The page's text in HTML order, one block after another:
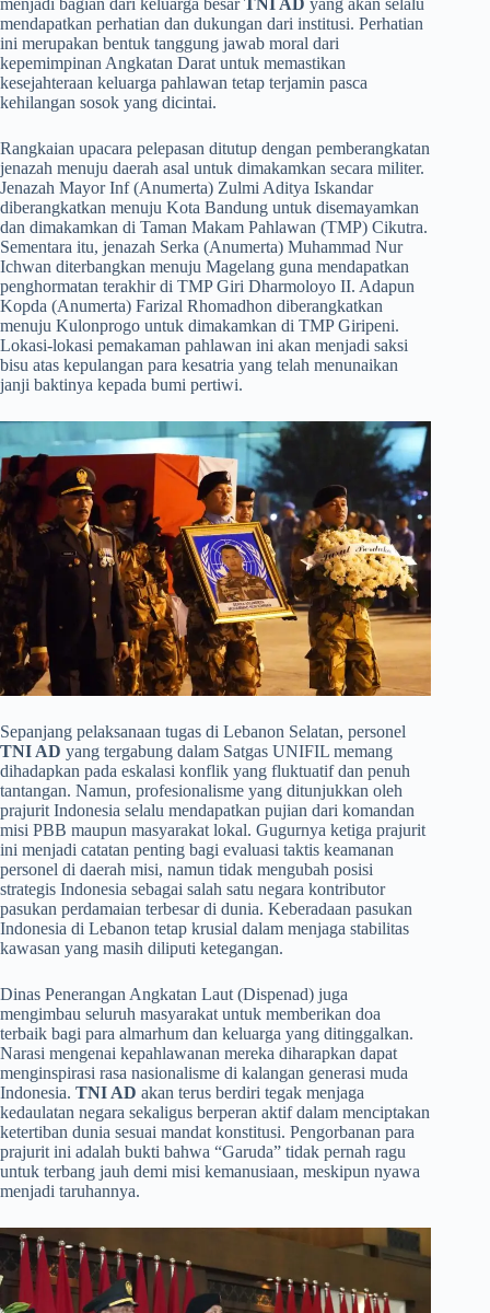
menjadi bagian dari keluarga besarTNI AD yang akan selalu
mendapatkan perhatian dan dukungan dari institusi. Perhatian
ini merupakan bentuk tanggung jawab moral dari
kepemimpinan Angkatan Darat untuk memastikan
kesejahteraan keluarga pahlawan tetap terjamin pasca
kehilangan sosok yang dicintai.
​Rangkaian upacara pelepasan ditutup dengan pemberangkatan
jenazah menuju daerah asal untuk dimakamkan secara militer.
Jenazah Mayor Inf (Anumerta) Zulmi Aditya Iskandar
diberangkatkan menuju Kota Bandung untuk disemayamkan
dan dimakamkan di Taman Makam Pahlawan (TMP) Cikutra.
Sementara itu, jenazah Serka (Anumerta) Muhammad Nur
Ichwan diterbangkan menuju Magelang guna mendapatkan
penghormatan terakhir di TMP Giri Dharmoloyo II. Adapun
Kopda (Anumerta) Farizal Rhomadhon diberangkatkan
menuju Kulonprogo untuk dimakamkan di TMP Giripeni.
Lokasi-lokasi pemakaman pahlawan ini akan menjadi saksi
bisu atas kepulangan para kesatria yang telah menunaikan
janji baktinya kepada bumi pertiwi.
​Sepanjang pelaksanaan tugas di Lebanon Selatan, personel
TNI AD yang tergabung dalam Satgas UNIFIL memang
dihadapkan pada eskalasi konflik yang fluktuatif dan penuh
tantangan. Namun, profesionalisme yang ditunjukkan oleh
prajurit Indonesia selalu mendapatkan pujian dari komandan
misi PBB maupun masyarakat lokal. Gugurnya ketiga prajurit
ini menjadi catatan penting bagi evaluasi taktis keamanan
personel di daerah misi, namun tidak mengubah posisi
strategis Indonesia sebagai salah satu negara kontributor
pasukan perdamaian terbesar di dunia. Keberadaan pasukan
Indonesia di Lebanon tetap krusial dalam menjaga stabilitas
kawasan yang masih diliputi ketegangan.
​Dinas Penerangan Angkatan Laut (Dispenad) juga
mengimbau seluruh masyarakat untuk memberikan doa
terbaik bagi para almarhum dan keluarga yang ditinggalkan.
Narasi mengenai kepahlawanan mereka diharapkan dapat
menginspirasi rasa nasionalisme di kalangan generasi muda
Indonesia. TNI AD akan terus berdiri tegak menjaga
kedaulatan negara sekaligus berperan aktif dalam menciptakan
ketertiban dunia sesuai mandat konstitusi. Pengorbanan para
prajurit ini adalah bukti bahwa “Garuda” tidak pernah ragu
untuk terbang jauh demi misi kemanusiaan, meskipun nyawa
menjadi taruhannya.